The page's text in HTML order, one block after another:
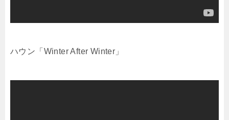
ハウン「Winter After Winter」